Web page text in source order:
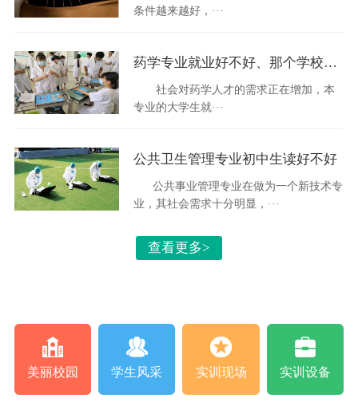
条件越来越好，···
药学专业就业好不好、那个学校开设的药学专业最好
社会对药学人才的需求正在增加，本
专业的大学生就···
公共卫生管理专业初中生读好不好
公共事业管理专业在做为一个新技术专
业，其社会需求十分明显，···
查看更多>
美丽校园 学生风采 实训现场 实训设备